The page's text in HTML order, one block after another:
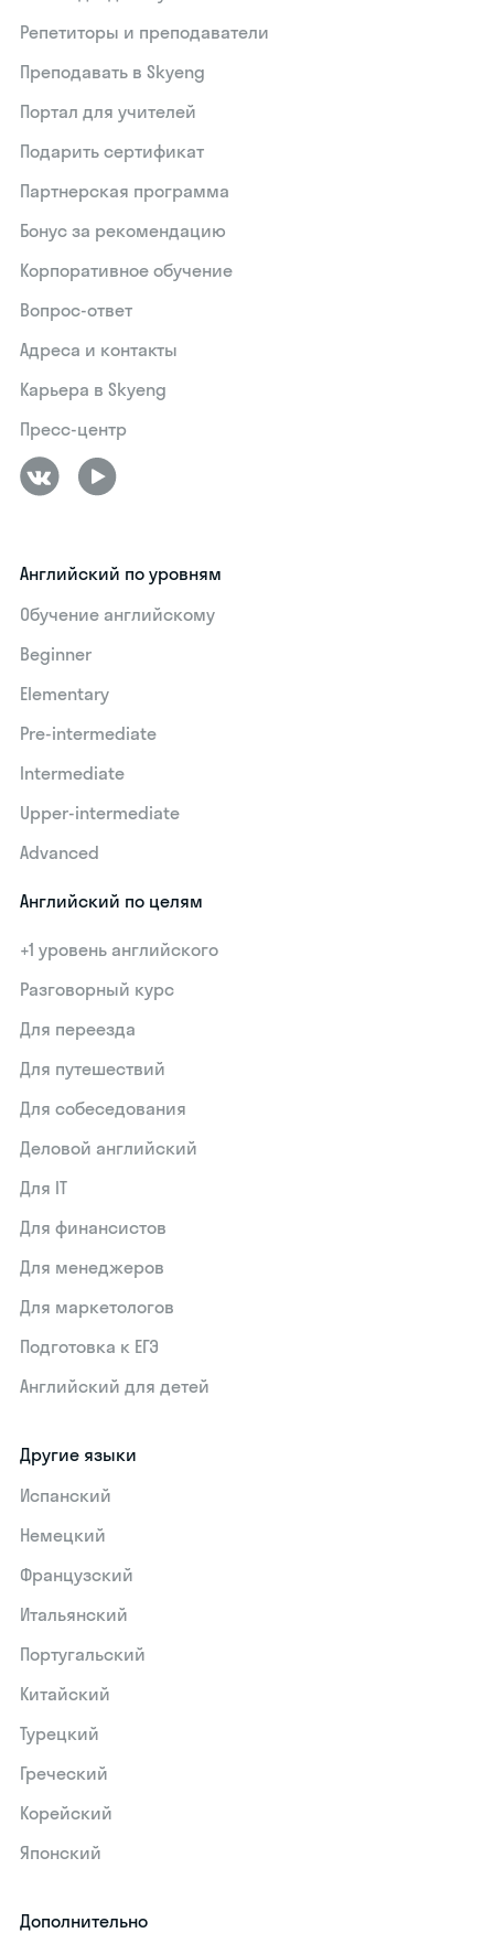
Репетиторы и преподаватели
Преподавать в Skyeng
Портал для учителей
Подарить сертификат
Партнерская программа
Бонус за рекомендацию
Корпоративное обучение
Вопрос-ответ
Адреса и контакты
Карьера в Skyeng
Пресс-центр
Английский по уровням
Обучение английскому
Beginner
Elementary
Pre-intermediate
Intermediate
Upper-intermediate
Advanced
Английский по целям
+1 уровень английского
Разговорный курс
Для переезда
Для путешествий
Для собеседования
Деловой английский
Для IT
Для финансистов
Для менеджеров
Для маркетологов
Подготовка к ЕГЭ
Английский для детей
Другие языки
Испанский
Немецкий
Французский
Итальянский
Португальский
Китайский
Турецкий
Греческий
Корейский
Японский
Дополнительно